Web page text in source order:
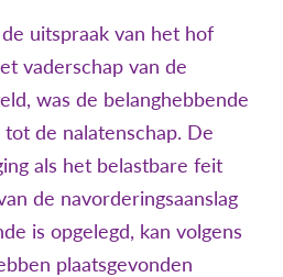
uitspraak van het hof
vaderschap van de
was de belanghebbende
de nalatenschap. De
als het belastbare feit
de navorderingsaanslag
is opgelegd, kan volgens
plaatsgevonden